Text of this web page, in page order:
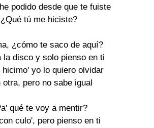
podido desde que te fuiste
¿Qué tú me hiciste?
¿cómo te saco de aquí?
la disco y solo pienso en ti
hicimo' yo lo quiero olvidar
otra, pero no sabe igual
qué te voy a mentir?
culo', pero pienso en ti